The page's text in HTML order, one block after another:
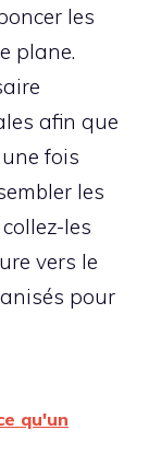
les
plane.
afin que
fois
les
les
vers le
pour
qu'un